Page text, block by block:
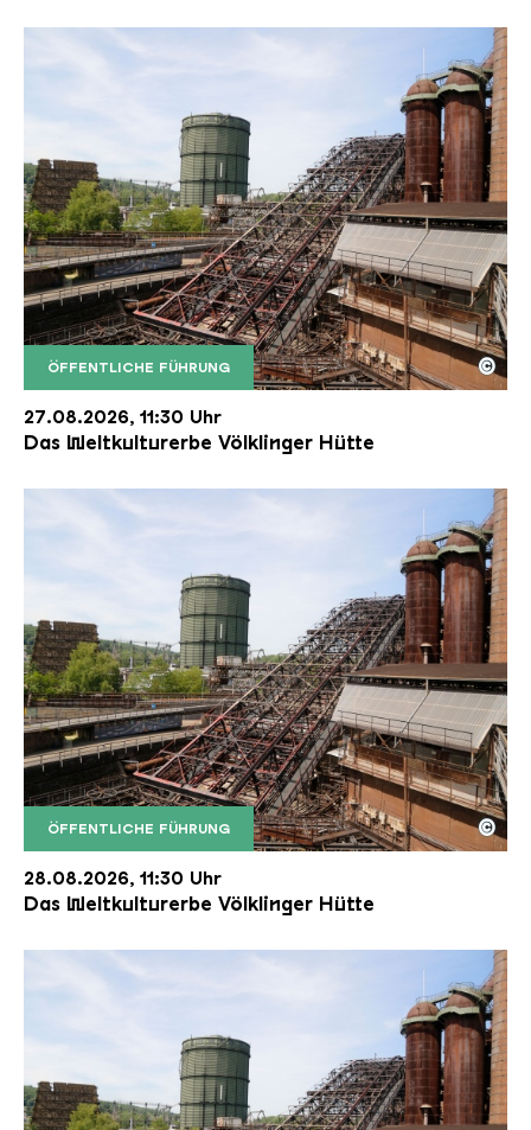
ÖFFENTLICHE FÜHRUNG
Der Erzschrägaufzug der Völklinger Hütte mit
Copyright: Weltkulturerbe Völklinger Hütte | Karl
©
27.08.2026, 11:30 Uhr
Das Weltkulturerbe Völklinger Hütte
ÖFFENTLICHE FÜHRUNG
Der Erzschrägaufzug der Völklinger Hütte mit
Copyright: Weltkulturerbe Völklinger Hütte | Karl
©
28.08.2026, 11:30 Uhr
Das Weltkulturerbe Völklinger Hütte